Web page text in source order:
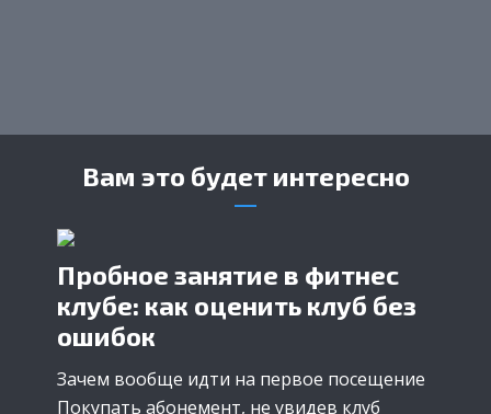
Вам это будет интересно
Пробное занятие в фитнес
клубе: как оценить клуб без
ошибок
Зачем вообще идти на первое посещение
Покупать абонемент, не увидев клуб